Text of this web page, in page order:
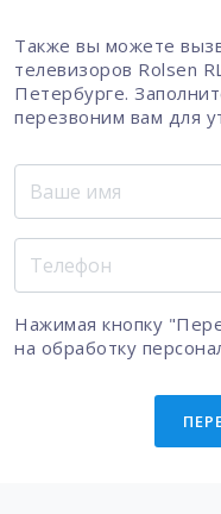
Также вы можете
телевизоров Rolsen
Петербурге.
перезвоним вам для
Нажимая кнопку
на обработку